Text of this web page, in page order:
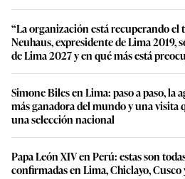
“La organización está recuperando el
Neuhaus, expresidente de Lima 2019,
de Lima 2027 y en qué más está
Simone Biles en Lima: paso a paso, la
más ganadora del mundo y una visita
una selección nacional
Papa León XIV en Perú: estas son
confirmadas en Lima, Chiclayo, Cusco